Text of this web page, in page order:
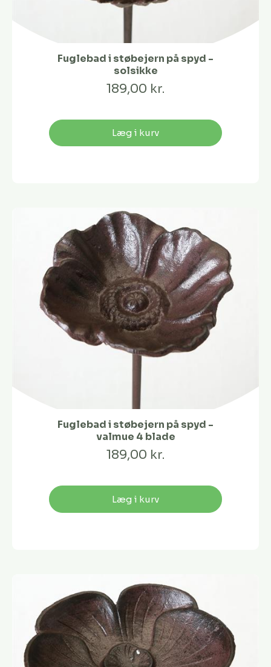
Fuglebad i støbejern på spyd -
solsikke
189,00 kr.
Læg i kurv
Fuglebad i støbejern på spyd -
valmue 4 blade
189,00 kr.
Læg i kurv